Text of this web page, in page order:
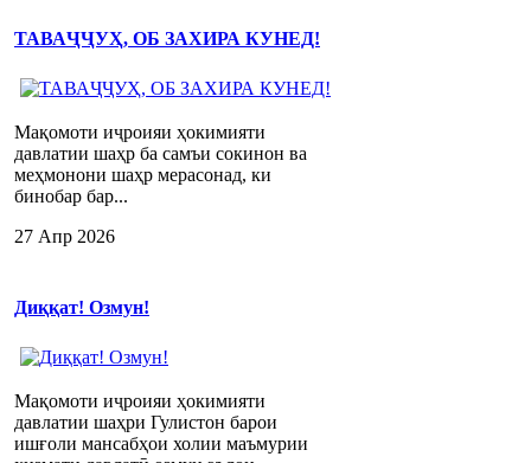
ТАВАҶҶУҲ, ОБ ЗАХИРА КУНЕД!
Мақомоти иҷроияи ҳокимияти
давлатии шаҳр ба самъи сокинон ва
меҳмонони шаҳр мерасонад, ки
бинобар бар...
27 Апр 2026
Диққат! Озмун!
Мақомоти иҷроияи ҳокимияти
давлатии шаҳри Гулистон барои
ишғоли мансабҳои холии маъмурии